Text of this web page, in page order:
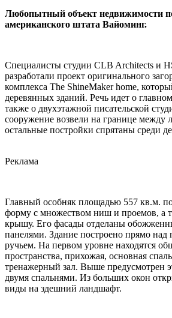
Любопытный объект недвижимости
американского штата Вайоминг.
Специалисты студии CLB Architects и
разработали проект оригинального
комплекса The ShineMaker home,
деревянных зданий. Речь идет о
также о двухэтажной писательской
сооружение возвели на границе между
остальные постройки спрятаны среди
Реклама
Главный особняк площадью 557 кв.м.
форму с множеством ниш и проемов, а
крышу. Его фасады отделаны
панелями. Здание построено прямо
ручьем. На первом уровне находятся
пространства, прихожая, основная
тренажерный зал. Выше предусмотрен
двумя спальнями. Из больших окон
виды на здешний ландшафт.